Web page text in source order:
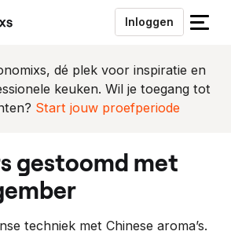
Inloggen
S
u
i
dé plek voor inspiratie en
keuken. Wil je toegang tot
Start jouw proefperiode
techniek met Chinese aroma’s.